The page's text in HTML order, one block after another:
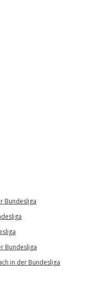
Bundesliga
Bundesliga
in der Bundesliga